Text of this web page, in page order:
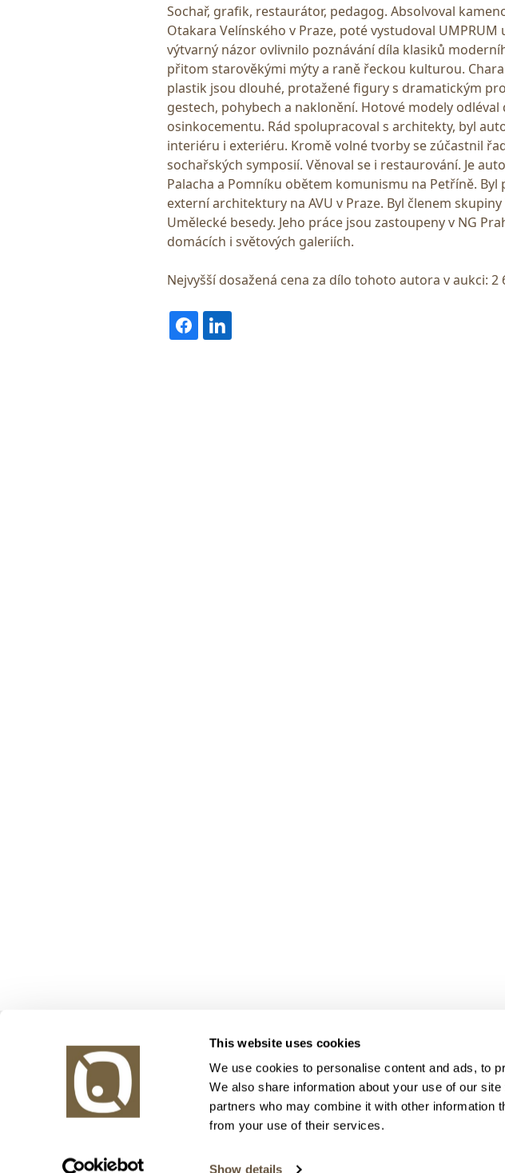
This website uses cookies
We use cookies to personalise content and ads, to
We also share information about your use of our
partners who may combine it with other information
from your use of their services.
Show details
Sochař, grafik, restaurátor, pedagog. Absolvoval
Otakara Velínského v Praze, poté vystudoval UMPRUM
výtvarný názor ovlivnilo poznávání díla klasiků
přitom starověkými mýty a raně řeckou kulturou.
plastik jsou dlouhé, protažené figury s dramatickým
gestech, pohybech a naklonění. Hotové modely odléval
osinkocementu. Rád spolupracoval s architekty, byl
interiéru i exteriéru. Kromě volné tvorby se zúčastnil
sochařských symposií. Věnoval se i restaurování. Je
Palacha a Pomníku obětem komunismu na Petříně.
externí architektury na AVU v Praze. Byl členem skupiny
Umělecké besedy. Jeho práce jsou zastoupeny v NG
domácích i světových galeriích.
Nejvyšší dosažená cena za dílo tohoto autora v aukci: 2
Korunní 972/75
130 00 Praha 3
tel.: +420 800 10 10 10, +420 737 196 183
E-mail: info@obrazyvaukci.cz